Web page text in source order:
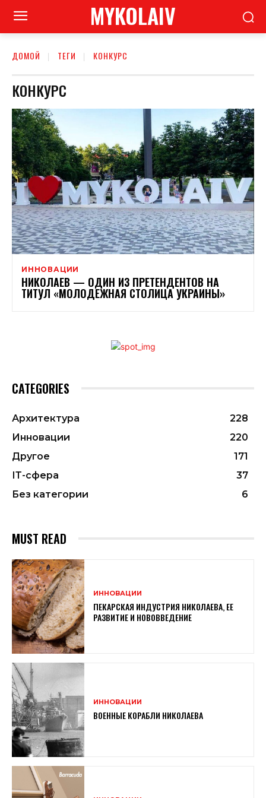
MYKOLAIV
ДОМОЙ ТЕГИ КОНКУРС
КОНКУРС
ИННОВАЦИИ
НИКОЛАЕВ — ОДИН ИЗ ПРЕТЕНДЕНТОВ НА
ТИТУЛ «МОЛОДЕЖНАЯ СТОЛИЦА УКРАИНЫ»
CATEGORIES
Архитектура
228
Инновации
220
Другое
171
ІТ-сфера
37
Без категории
6
MUST READ
ИННОВАЦИИ
ПЕКАРСКАЯ ИНДУСТРИЯ НИКОЛАЕВА, ЕЕ
РАЗВИТИЕ И НОВОВВЕДЕНИЕ
ИННОВАЦИИ
ВОЕННЫЕ КОРАБЛИ НИКОЛАЕВА